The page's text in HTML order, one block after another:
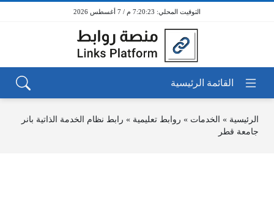
7:20:23 م / 7 أغسطس 2026
الرئيسية » الخدمات » روابط تعليمية » رابط نظام الخدمة الذاتية بانر
جامعة قطر